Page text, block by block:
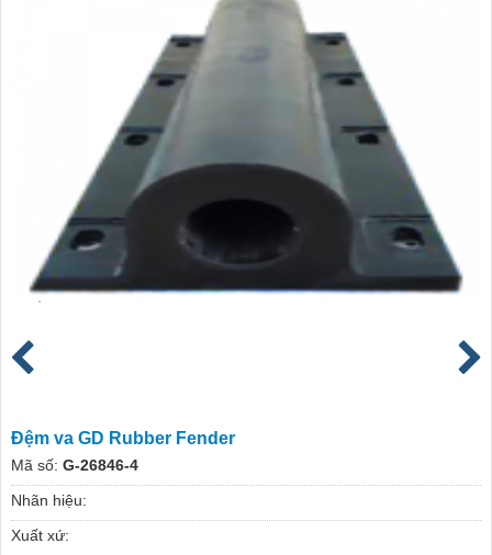
Đệm va GD Rubber Fender
Mã số: G-26846-4
Nhãn hiệu:
Xuất xứ: